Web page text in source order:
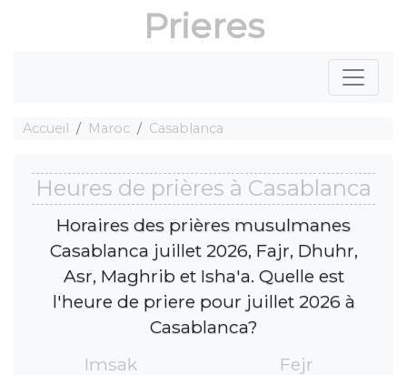
Prieres
Accueil Maroc Casablanca
Heures de prières à Casablanca
Horaires des prières musulmanes
Casablanca juillet 2026, Fajr, Dhuhr,
Asr, Maghrib et Isha'a. Quelle est
l'heure de priere pour juillet 2026 à
Casablanca?
Imsak
Fejr